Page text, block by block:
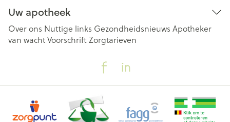
Uw apotheek
Over ons Nuttige links Gezondheidsnieuws Apotheker
van wachtVoorschriftZorgtarieven